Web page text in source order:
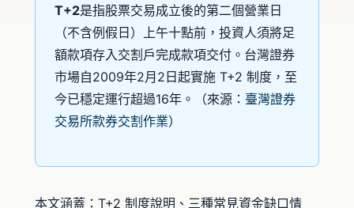
T+2是指股票交易成立後的第二個營業日
（不含例假日）上午十點前，投資人須將足
額款項存入交割戶完成款項交付。台灣證券
市場自2009年2月2日起實施 T+2 制度，至
今已穩定運行超過16年。（來源： 臺灣證券
交易所款券交割作業）
本文涵蓋：T+2 制度說明、三種常見資金缺口情